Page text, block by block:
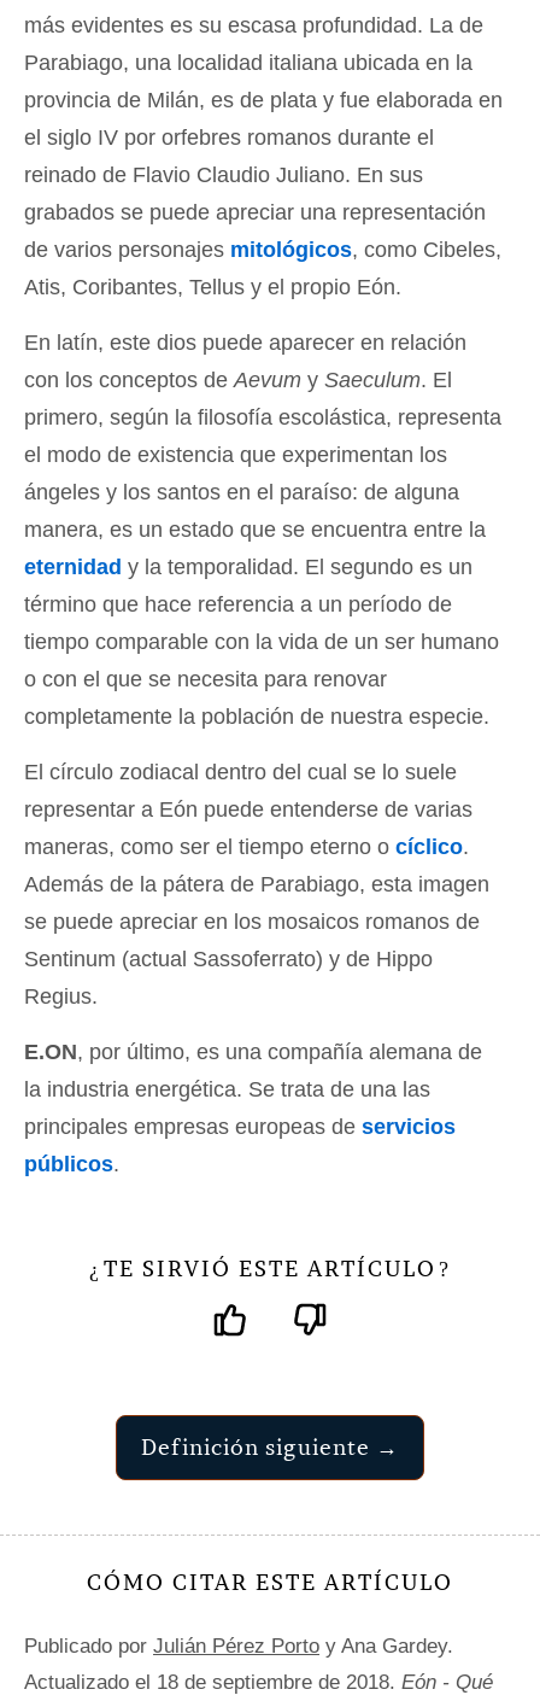
más evidentes es su escasa profundidad. La de
Parabiago, una localidad italiana ubicada en la
provincia de Milán, es de plata y fue elaborada en
el siglo IV por orfebres romanos durante el
reinado de Flavio Claudio Juliano. En sus
grabados se puede apreciar una representación
de varios personajes mitológicos, como Cibeles,
Atis, Coribantes, Tellus y el propio Eón.
En latín, este dios puede aparecer en relación
con los conceptos deAevum y Saeculum. El
primero, según la filosofía escolástica, representa
el modo de existencia que experimentan los
ángeles y los santos en el paraíso: de alguna
manera, es un estado que se encuentra entre la
eternidad y la temporalidad. El segundo es un
término que hace referencia a un período de
tiempo comparable con la vida de un ser humano
o con el que se necesita para renovar
completamente la población de nuestra especie.
El círculo zodiacal dentro del cual se lo suele
representar a Eón puede entenderse de varias
maneras, como ser el tiempo eterno o cíclico.
Además de la pátera de Parabiago, esta imagen
se puede apreciar en los mosaicos romanos de
Sentinum (actual Sassoferrato) y de Hippo
Regius.
E.ON, por último, es una compañía alemana de
la industria energética. Se trata de una las
principales empresas europeas de servicios
públicos.
¿ TE SIRVIÓ ESTE ARTÍCULO ?
Definición siguiente →
CÓMO CITAR ESTE ARTÍCULO
Publicado por Julián Pérez Porto y Ana Gardey.
Actualizado el 18 de septiembre de 2018. Eón - Qué